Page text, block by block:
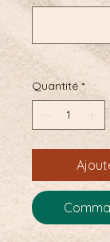
Quantité *